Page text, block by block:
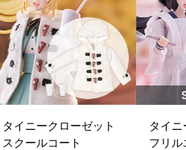
タイニークローゼット
スクールコート
タイニ
フリル